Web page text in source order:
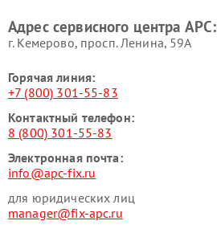
Адрес сервисного центра APC:
г. Кемерово, просп. Ленина, 59А
Горячая линия:
+7 (800) 301-55-83
Контактный телефон:
8 (800) 301-55-83
Электронная почта:
info@apc-fix.ru
для юридических лиц
manager@fix-apc.ru